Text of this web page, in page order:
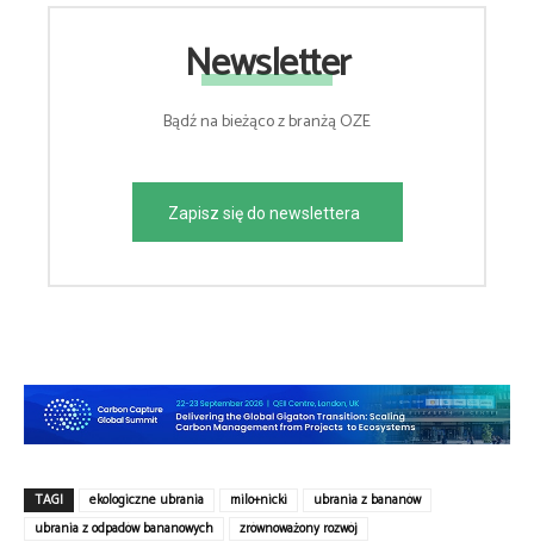
Newsletter
Bądź na bieżąco z branżą OZE
Zapisz się do newslettera
TAGI ekologiczne ubrania milo+nicki
ubrania z bananów
ubrania z odpadów bananowych
zrównoważony rozwój